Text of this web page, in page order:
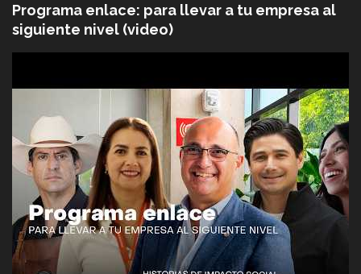
Programa enlace: para llevar a tu empresa al
siguiente nivel (video)